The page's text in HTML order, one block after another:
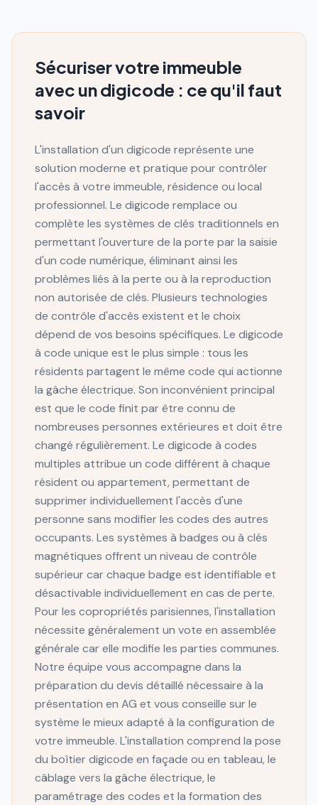
Sécuriser votre immeuble
avec un digicode : ce qu'il faut
savoir
L'installation d'un digicode représente une
solution moderne et pratique pour contrôler
l'accès à votre immeuble, résidence ou local
professionnel. Le digicode remplace ou
complète les systèmes de clés traditionnels en
permettant l'ouverture de la porte par la saisie
d'un code numérique, éliminant ainsi les
problèmes liés à la perte ou à la reproduction
non autorisée de clés. Plusieurs technologies
de contrôle d'accès existent et le choix
dépend de vos besoins spécifiques. Le digicode
à code unique est le plus simple : tous les
résidents partagent le même code qui actionne
la gâche électrique. Son inconvénient principal
est que le code finit par être connu de
nombreuses personnes extérieures et doit être
changé régulièrement. Le digicode à codes
multiples attribue un code différent à chaque
résident ou appartement, permettant de
supprimer individuellement l'accès d'une
personne sans modifier les codes des autres
occupants. Les systèmes à badges ou à clés
magnétiques offrent un niveau de contrôle
supérieur car chaque badge est identifiable et
désactivable individuellement en cas de perte.
Pour les copropriétés parisiennes, l'installation
nécessite généralement un vote en assemblée
générale car elle modifie les parties communes.
Notre équipe vous accompagne dans la
préparation du devis détaillé nécessaire à la
présentation en AG et vous conseille sur le
système le mieux adapté à la configuration de
votre immeuble. L'installation comprend la pose
du boîtier digicode en façade ou en tableau, le
câblage vers la gâche électrique, le
paramétrage des codes et la formation des